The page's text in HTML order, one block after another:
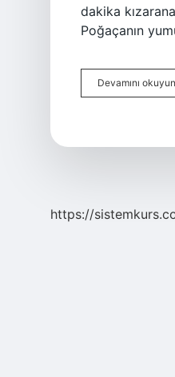
dakika
Poğaçanın
Devamını okuyun
https://